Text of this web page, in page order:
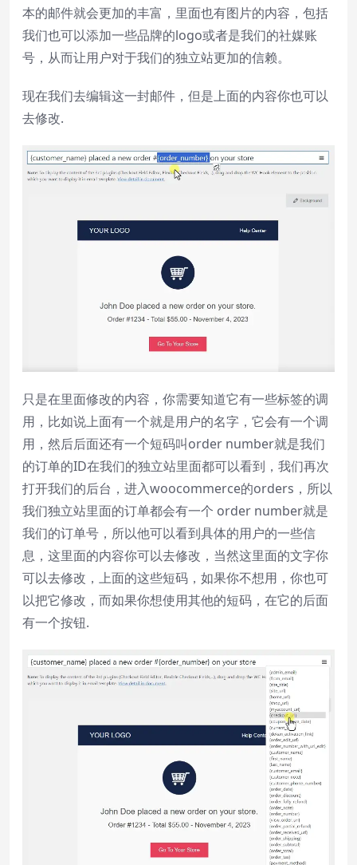
本的邮件就会更加的丰富，里面也有图片的内容，包括
我们也可以添加一些品牌的logo或者是我们的社媒账
号，从而让用户对于我们的独立站更加的信赖。
现在我们去编辑这一封邮件，但是上面的内容你也可以
去修改.
只是在里面修改的内容，你需要知道它有一些标签的调
用，比如说上面有一个就是用户的名字，它会有一个调
用，然后后面还有一个短码叫order number就是我们
的订单的ID在我们的独立站里面都可以看到，我们再次
打开我们的后台，进入woocommerce的orders，所以
我们独立站里面的订单都会有一个 order number就是
我们的订单号，所以他可以看到具体的用户的一些信
息，这里面的内容你可以去修改，当然这里面的文字你
可以去修改，上面的这些短码，如果你不想用，你也可
以把它修改，而如果你想使用其他的短码，在它的后面
有一个按钮.